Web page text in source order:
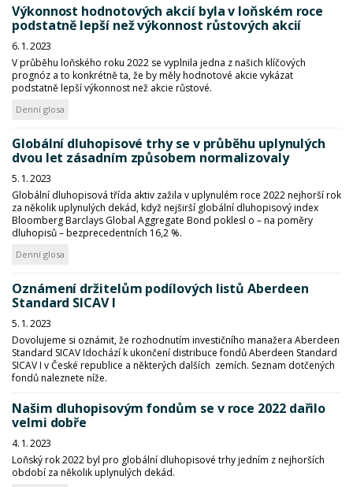
Výkonnost hodnotových akcií byla v loňském roce
podstatně lepší než výkonnost růstových akcií
6. 1. 2023
V průběhu loňského roku 2022 se vyplnila jedna z našich klíčových
prognóz a to konkrétně ta, že by měly hodnotové akcie vykázat
podstatně lepší výkonnost než akcie růstové.
Denní glosa
Globální dluhopisové trhy se v průběhu uplynulých
dvou let zásadním způsobem normalizovaly
5. 1. 2023
Globální dluhopisová třída aktiv zažila v uplynulém roce 2022 nejhorší rok
za několik uplynulých dekád, když nejširší globální dluhopisový index
Bloomberg Barclays Global Aggregate Bond poklesl o – na poměry
dluhopisů – bezprecedentních 16,2 %.
Denní glosa
Oznámení držitelům podílových listů Aberdeen
Standard SICAV I
5. 1. 2023
Dovolujeme si oznámit, že rozhodnutím investičního manažera Aberdeen
Standard SICAV Idochází k ukončení distribuce fondů Aberdeen Standard
SICAV I v České republice a některých dalších zemích. Seznam dotčených
fondů naleznete níže.
Našim dluhopisovým fondům se v roce 2022 dařilo
velmi dobře
4. 1. 2023
Loňský rok 2022 byl pro globální dluhopisové trhy jedním z nejhorších
období za několik uplynulých dekád.